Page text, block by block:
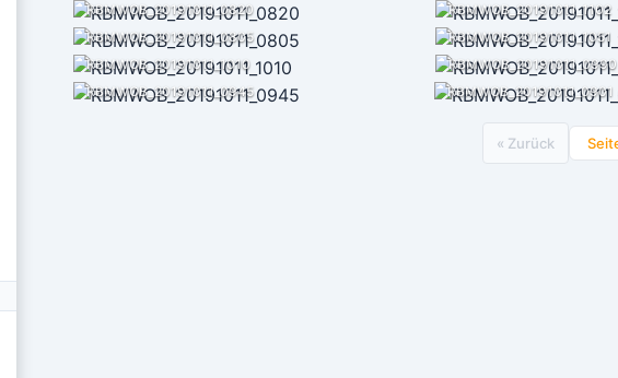
RBMWOB_20191011_0820
RBMWOB_20191011_1102
RBMWOB_20191011_0805
RBMWOB_20191011_1051
RBMWOB_20191011_1010
RBMWOB_20191011_0990
RBMWOB_20191011_0945
RBMWOB_20191011_0901
« Zurück